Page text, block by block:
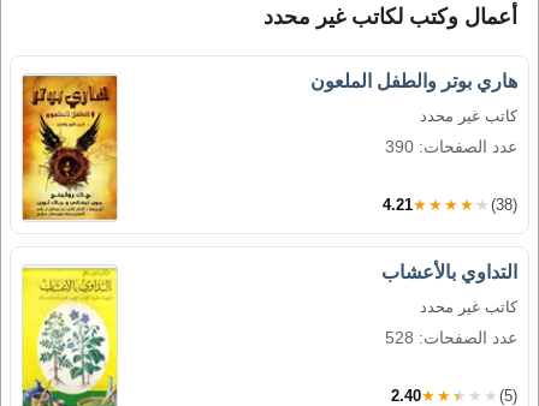
أعمال وكتب لكاتب غير محدد
هاري بوتر والطفل الملعون
كاتب غير محدد
عدد الصفحات: 390
4.21★★★★★ (38)
التداوي بالأعشاب
كاتب غير محدد
عدد الصفحات: 528
2.40★★★★★ (5)